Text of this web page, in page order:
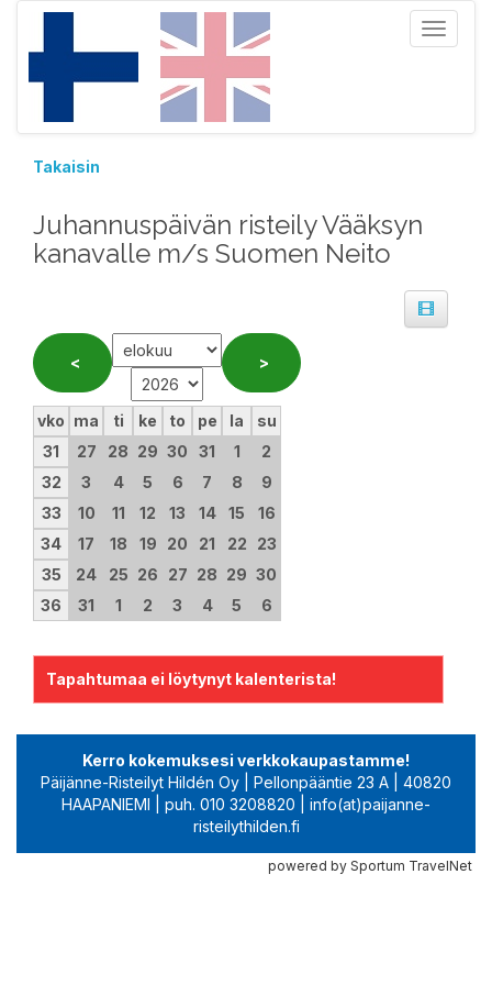
Toggle
Takaisin
Juhannuspäivän risteily Vääksyn
kanavalle m/s Suomen Neito
vko ma ti ke to pe la
su
31
27 28 29 30 31 1
2
32
3 4 5 6 7 8
9
33
10 11 12 13 14 15
16
34
17 18 19 20 21 22
23
35
24 25 26 27 28 29 30
36
31 1 2 3 4 5 6
Tapahtumaa ei löytynyt kalenterista!
Kerro kokemuksesi verkkokaupastamme!
Päijänne-Risteilyt Hildén Oy | Pellonpääntie 23 A | 40820
HAAPANIEMI | puh. 010 3208820 | info(at)paijanne-
risteilythilden.fi
powered by Sportum TravelNet